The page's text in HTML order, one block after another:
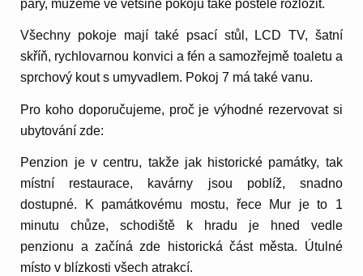
páry, můžeme ve většině pokojů také postele rozložit.
Všechny pokoje mají také psací stůl, LCD TV, šatní
skříň, rychlovarnou konvici a fén a samozřejmě toaletu a
sprchový kout s umyvadlem. Pokoj 7 má také vanu.
Pro koho doporučujeme, proč je výhodné rezervovat si
ubytování zde:
Penzion je v centru, takže jak historické památky, tak
místní restaurace, kavárny jsou poblíž, snadno
dostupné. K památkovému mostu, řece Mur je to 1
minutu chůze, schodiště k hradu je hned vedle
penzionu a začíná zde historická část města. Útulné
místo v blízkosti všech atrakcí.